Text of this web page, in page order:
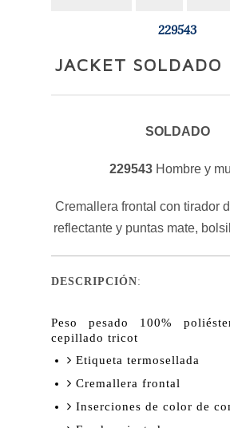
229543
JACKET
SOLDADO
229543 Hombre y
Cremallera frontal con tirador
reflectante y puntas mate,
DESCRIPCIÓN:
Peso pesado 100%
cepillado tricot
Etiqueta termosellada
Cremallera frontal
Inserciones de color de